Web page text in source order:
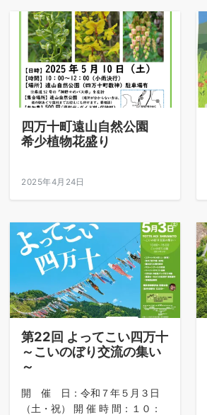
四万十町遠山自然公園
希少植物花盛り
2025年4月24日
第22回 よってこい四万十
～こいのぼり交流の集い
～
開 催 日：令和７年５月３日
（土・祝） 開 催 時 間：１０：